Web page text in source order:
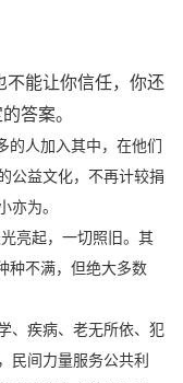
能让你信任，你还
答案。
的人加入其中，在他们
公益文化，不再计较捐
亦为。
亮起，一切照旧。其
种不满，但绝大多数
、疾病、老无所依、犯
间力量服务公共利